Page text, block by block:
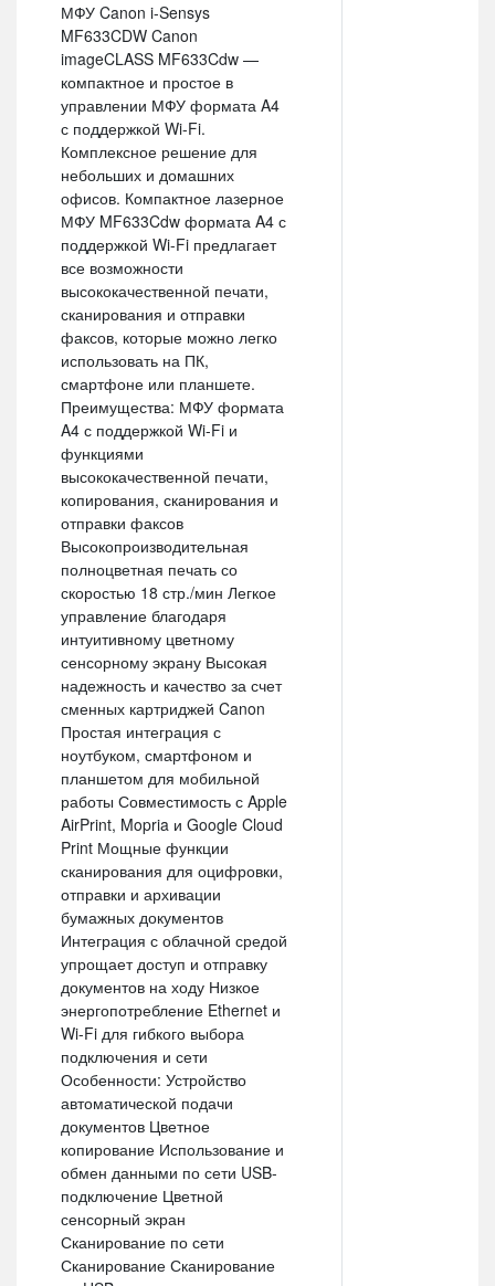
МФУ Canon i-Sensys
MF633CDW Canon
imageCLASS MF633Cdw —
компактное и простое в
управлении МФУ формата A4
с поддержкой Wi-Fi.
Комплексное решение для
небольших и домашних
офисов. Компактное лазерное
МФУ MF633Cdw формата A4 с
поддержкой Wi-Fi предлагает
все возможности
высококачественной печати,
сканирования и отправки
факсов, которые можно легко
использовать на ПК,
смартфоне или планшете.
Преимущества: МФУ формата
A4 с поддержкой Wi-Fi и
функциями
высококачественной печати,
копирования, сканирования и
отправки факсов
Высокопроизводительная
полноцветная печать со
скоростью 18 стр./мин Легкое
управление благодаря
интуитивному цветному
сенсорному экрану Высокая
надежность и качество за счет
сменных картриджей Canon
Простая интеграция с
ноутбуком, смартфоном и
планшетом для мобильной
работы Совместимость с Apple
AirPrint, Mopria и Google Cloud
Print Мощные функции
сканирования для оцифровки,
отправки и архивации
бумажных документов
Интеграция с облачной средой
упрощает доступ и отправку
документов на ходу Низкое
энергопотребление Ethernet и
Wi-Fi для гибкого выбора
подключения и сети
Особенности: Устройство
автоматической подачи
документов Цветное
копирование Использование и
обмен данными по сети USB-
подключение Цветной
сенсорный экран
Сканирование по сети
Сканирование Сканирование